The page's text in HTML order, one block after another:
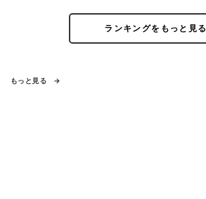
ランキングをもっと見る
もっと見る